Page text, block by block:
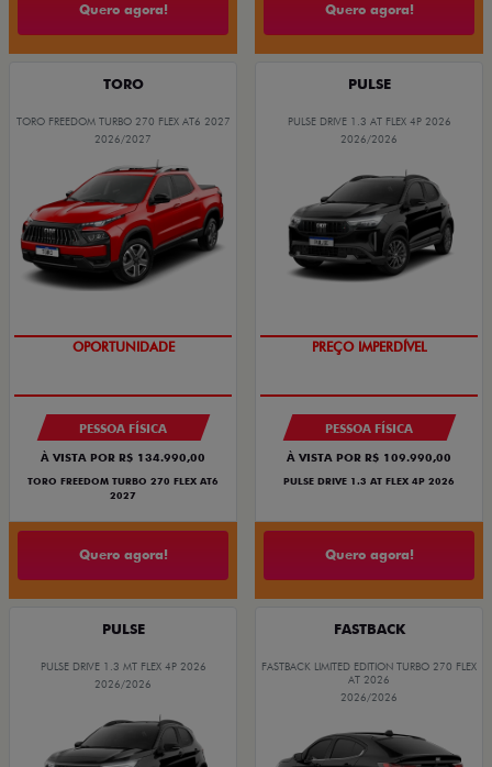
Quero agora! Quero agora!
TORO
TORO FREEDOM TURBO 270 FLEX AT6 2027
2026/2027
PESSOA FÍSICA
À VISTA POR R$ 134.990,00
TORO FREEDOM TURBO 270 FLEX AT6
2027
Quero agora!
PULSE
PULSE DRIVE 1.3 AT FLEX 4P 2026
2026/2026
O SUV AUTOMÁTICO MAIS
PESSOA FÍSICA
À VISTA POR R$ 109.990,00
PULSE DRIVE 1.3 AT FLEX 4P 2026
Quero agora!
PULSE
PULSE DRIVE 1.3 MT FLEX 4P 2026
2026/2026
FASTBACK
FASTBACK LIMITED EDITION TURBO 270 FLEX
AT 2026
2026/2026